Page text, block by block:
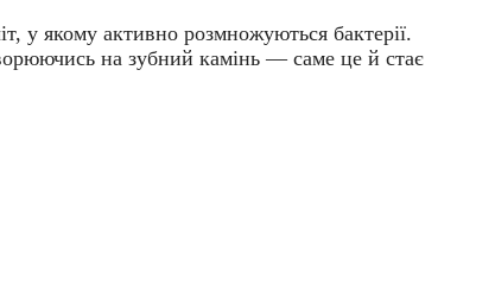
у якому активно розмножуються бактерії.
на зубний камінь — саме це й стає